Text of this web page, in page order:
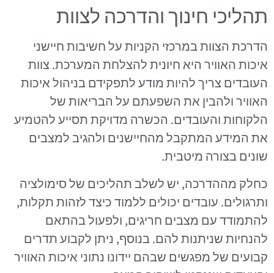
תהליכי חינוך והדרכה לצוות
הדרכת הצוות במרכזי הקניות על חשיבות חיישני
איכות האוויר היא חיונית להצלחת המערכת. צוות
העובדים צריך להיות מודע לתפקידם בניהול איכות
האוויר ולהבין את השפעתם על הבריאות של
הלקוחות והעובדים. הכשרה מדויקת תסייע להטמיע
את המידע המתקבל מהחיישנים ולהגיב למצבים
שונים בצורה מיטבית.
כחלק מההדרכה, יש לשלב תהליכים של סימולציה
ותרגולים. עובדים יכולים ללמוד כיצד לזהות תקלות,
להתמודד עם מצבים חריגים, ולפעול בהתאם
להנחיות שניתנות להם. בנוסף, ניתן לקבוע תדרים
קבועים של מפגשים שבהם יידונו נתוני איכות האוויר